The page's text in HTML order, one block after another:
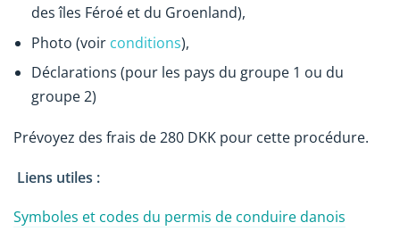
des îles Féroé et du Groenland),
Photo (voir conditions),
Déclarations (pour les pays du groupe 1 ou du
groupe 2)
Prévoyez des frais de 280 DKK pour cette procédure.
Liens utiles :
Symboles et codes du permis de conduire danois